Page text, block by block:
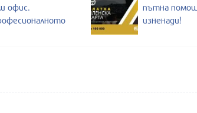
офис.
пътна
изненади!